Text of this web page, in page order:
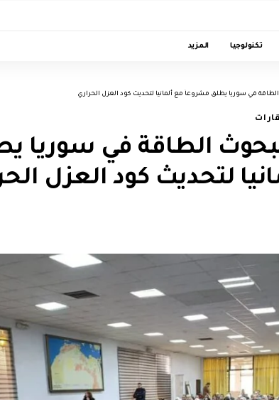
تكنولوجيا المزيد
في سوريا يطلق مشروعاً مع ألمانيا لتحديث كود العزل الحراري
الطاقة في سوريا
لتحديث كود العزل